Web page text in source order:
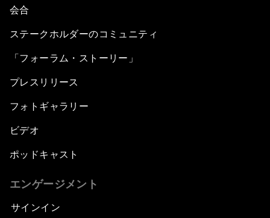
会合
ステークホルダーのコミュニティ
「フォーラム・ストーリー」
プレスリリース
フォトギャラリー
ビデオ
ポッドキャスト
エンゲージメント
サインイン